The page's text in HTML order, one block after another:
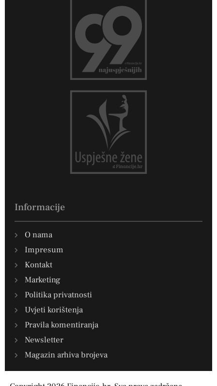
Informacije
O nama
Impresum
Kontakt
Marketing
Politika privatnosti
Uvjeti korištenja
Pravila komentiranja
Newsletter
Magazin arhiva brojeva